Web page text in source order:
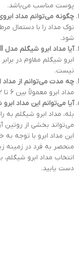
پوست مناسب می‌باشد.
چگونه می‌توانم مداد
نوک مداد را با دستمال
شود.
آیا مداد ابرو شیگلم مدل Insta Fill رنگ Light Brown ضد آب است؟
ابرو شیگلم مقاوم در
نیست.
چه مدت می‌توانم از مداد
مداد ابرو معمولاً بین 6 تا 12 ماه دوام می‌آورد.
آیا می‌توانم این مداد
بله، مداد ابرو شیگلم به
می‌تواند بخشی از روتین
این مداد ابرو با توجه
منحصر به فرد در زمینه
انتخاب مداد ابرو
دست یابید.